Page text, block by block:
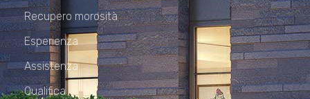
Recupero morosità
Esperienza
Assistenza
Qualifica